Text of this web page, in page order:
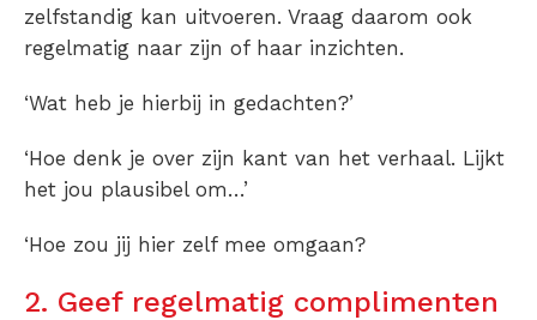
zelfstandig kan uitvoeren. Vraag daarom ook
regelmatig naar zijn of haar inzichten.
‘Wat heb je hierbij in gedachten?’
‘Hoe denk je over zijn kant van het verhaal. Lijkt
het jou plausibel om…’
‘Hoe zou jij hier zelf mee omgaan?
2. Geef regelmatig complimenten